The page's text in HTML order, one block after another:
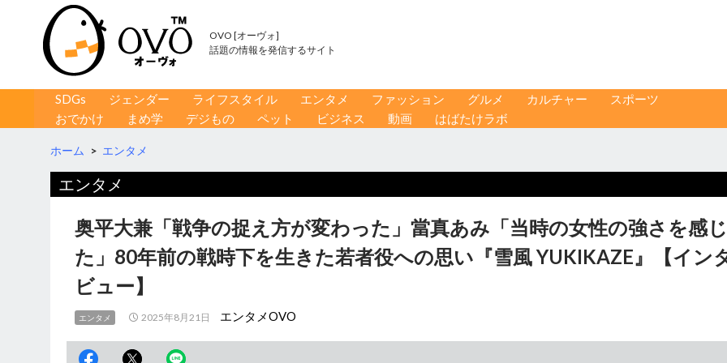
OVO [オーヴォ]
話題の情報を発信するサイト
コンテンツへ移動
SDGs ジェンダー ライフスタイル エンタメ ファッション グルメ カルチャー
スポーツ
おでかけ
まめ学 デジもの ペット ビジネス 動画 はばたけラボ
ホーム > エンタメ
エンタメ
奥平大兼「戦争の捉え方が変わった」當真あみ「当時の女性の強さを感じ
た」80年前の戦時下を生きた若者役への思い『雪風 YUKIKAZE』【イン
ビュー】
エンタメ 2025年8月21日 エンタメOVO